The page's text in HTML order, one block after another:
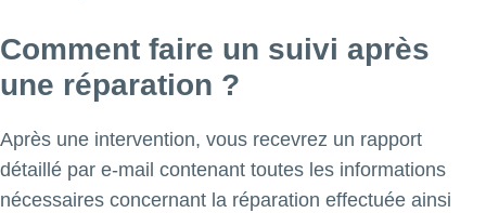
Comment faire un suivi après
une réparation ?
Après une intervention, vous recevrez un rapport
détaillé par e-mail contenant toutes les informations
nécessaires concernant la réparation effectuée ainsi